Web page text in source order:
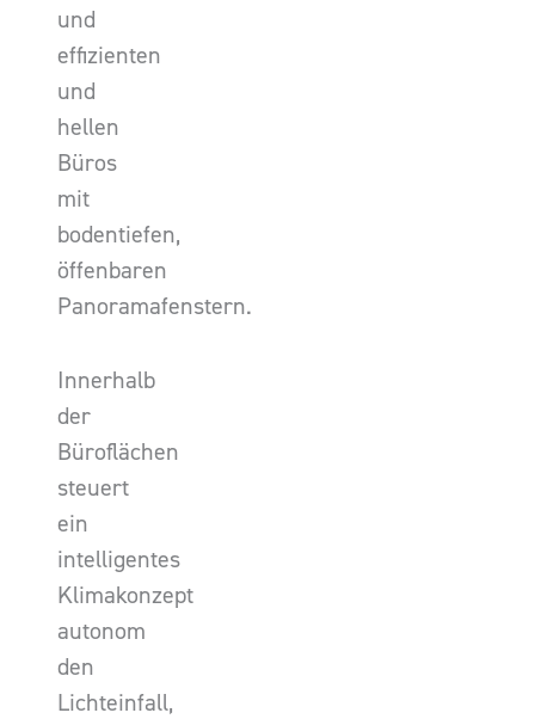
und
effizienten
und
hellen
Büros
mit
bodentiefen,
öffenbaren
Panoramafenstern.
Innerhalb
der
Büroflächen
steuert
ein
intelligentes
Klimakonzept
autonom
den
Lichteinfall,